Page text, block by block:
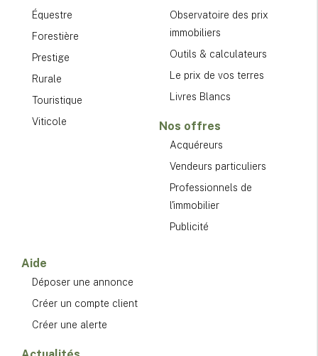
Équestre
Forestière
Prestige
Rurale
Touristique
Viticole
Observatoire des prix
immobiliers
Outils & calculateurs
Le prix de vos terres
Livres Blancs
Nos offres
Acquéreurs
Vendeurs particuliers
Professionnels de
l'immobilier
Publicité
Aide
Déposer une annonce
Créer un compte client
Créer une alerte